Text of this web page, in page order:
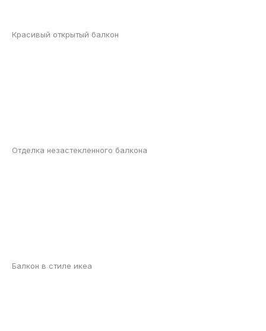
Красивый открытый балкон
Отделка незастекленного балкона
Балкон в стиле икеа